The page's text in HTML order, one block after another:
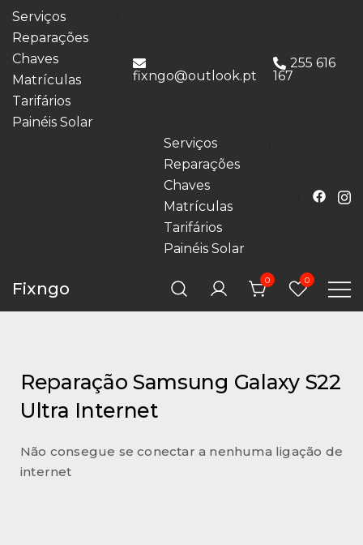
Serviços
Reparações
Chaves
Matrículas
Tarifários
Painéis Solar
fixngo@outlook.pt
255 616
167
Serviços
Reparações
Chaves
Matrículas
Tarifários
Painéis Solar
Fixngo 0 0
Reparação Samsung Galaxy S22
Ultra Internet
Não consegue se conectar a nenhuma ligação de
internet